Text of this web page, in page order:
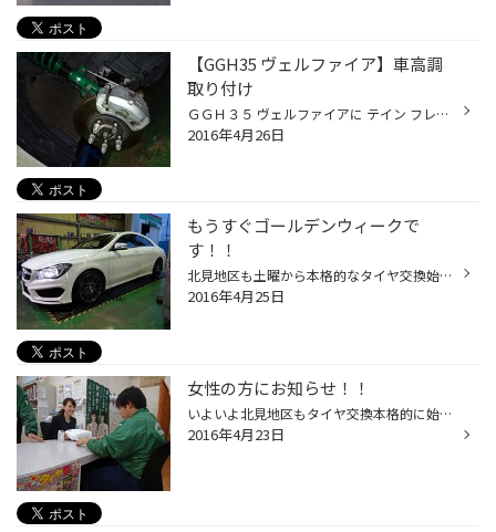
【GGH35 ヴェルファイア】車高調
取り付け
ＧＧＨ３５ ヴェルファイアに テイン フレックスＡを取り付け・・・ プラス EDFCアクティブ。 取り付け途中ですが、車内から減衰力を調整できるEDFC・・・便利です。 この時期はタイヤ交換がメイン作業になっているので、合間を 見ながらの作業になります。
2016年4月26日
もうすぐゴールデンウィークで
す！！
北見地区も土曜から本格的なタイヤ交換始まって来ました！ 月曜の本日も開店から閉店迄、タイヤ交換のお客様が途切れる事無く 忙しい１日でした、そしてご予約状況も連休まで埋まりつつ有りますので 待ち時間も出ていますのでご了承下さい。 写真も撮る事が出来ずらい状況ですが、本日はメルセデス...
2016年4月25日
女性の方にお知らせ！！
いよいよ北見地区もタイヤ交換本格的に始まりましたが、 タイヤ交換、オイル交換等の待ち時間に女性の方限定で！！ ポーラ様によるハンドマッサージを無料にて実施中です！！ 日時等はランダムに実施しておりますのでご了承下さい。 男性の方は柏谷、もしくは健斗君のスペシャルマッサージも 用意し...
2016年4月23日